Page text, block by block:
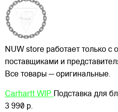
NUW store работает только
поставщиками и
Все товары — оригинальные.
Carhartt WIP
Подставка для
3 990 р.